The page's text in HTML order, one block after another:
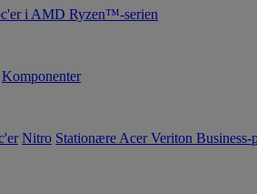
i AMD Ryzen™-serien
Komponenter
Nitro Stationære Acer Veriton Business-